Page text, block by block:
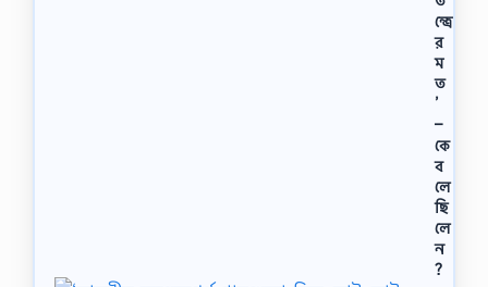
ন্ত্রে
র
ম
ত
’
–
কে
ব
লে
ছি
লে
ন
?